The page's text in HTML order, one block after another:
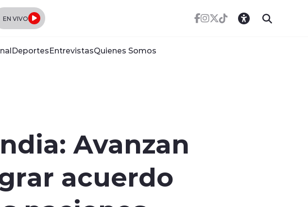
EN VIVO
DeportesEntrevistasQuienes Somos
Avanzan
acuerdo